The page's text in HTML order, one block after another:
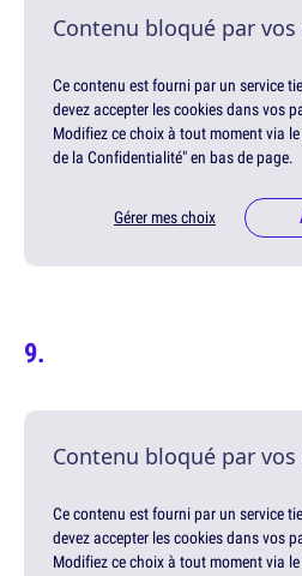
Contenu bloqué par
Ce contenu est fourni par un service
devez accepter les cookies dans vos
Modifiez ce choix à tout moment via
de la Confidentialité" en bas de page.
Gérer mes choix
Contenu bloqué par
Ce contenu est fourni par un service
devez accepter les cookies dans vos
Modifiez ce choix à tout moment via